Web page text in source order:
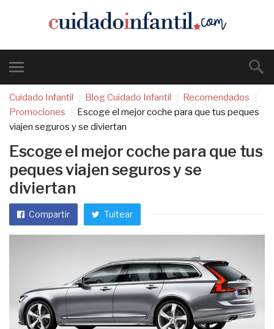
Cuidado Infantil Blog Cuidado Infantil
Recomendados
Promociones
Escoge el mejor coche para que tus peques
viajen seguros y se diviertan
Escoge el mejor coche para que tus
peques viajen seguros y se
diviertan
Compartir Tuitear